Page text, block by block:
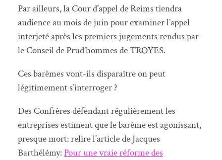
Par ailleurs, la Cour d’appel de Reims tiendra
audience au mois de juin pour examiner l’appel
interjeté après les premiers jugements rendus par
le Conseil de Prud’hommes de TROYES.
Ces barèmes vont-ils disparaître on peut
légitimement s’interroger ?
Des Confrères défendant régulièrement les
entreprises estiment que le barème est agonissant,
presque mort: relire l’article de Jacques
Barthélémy:Pour une vraie réforme des